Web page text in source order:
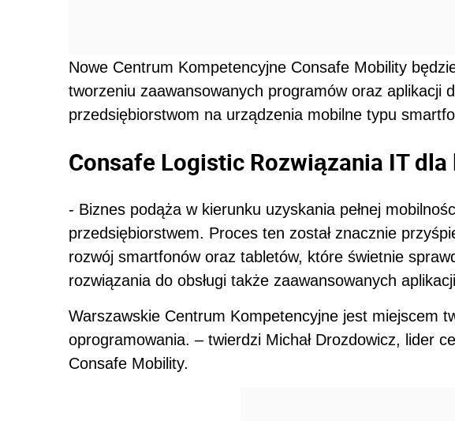
Nowe Centrum Kompetencyjne Consafe Mobility
tworzeniu zaawansowanych programów oraz aplikacji
przedsiębiorstwom na urządzenia mobilne typu
Consafe Logistic Rozwiązania IT
- Biznes podąża w kierunku uzyskania pełnej
przedsiębiorstwem. Proces ten został znacznie
rozwój smartfonów oraz tabletów, które świetnie
rozwiązania do obsługi także zaawansowanych
Warszawskie Centrum Kompetencyjne jest miejscem
oprogramowania. – twierdzi Michał Drozdowicz, lider
Consafe Mobility.